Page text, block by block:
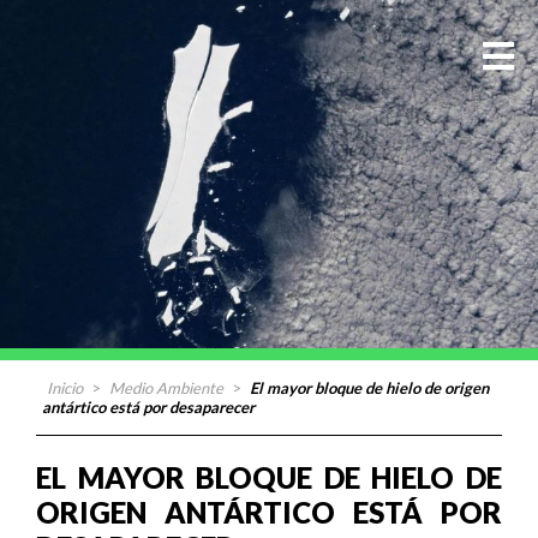
Inicio > Medio Ambiente > El mayor bloque de hielo de origen
antártico está por desaparecer
EL MAYOR BLOQUE DE HIELO DE
ORIGEN ANTÁRTICO ESTÁ POR